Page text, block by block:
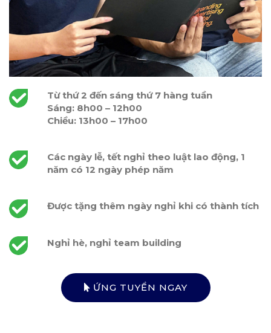
Từ thứ 2 đến sáng thứ 7 hàng tuần
Sáng: 8h00 – 12h00
Chiều: 13h00 – 17h00
Các ngày lễ, tết nghỉ theo luật lao động, 1
năm có 12 ngày phép năm
Được tặng thêm ngày nghỉ khi có thành tích
Nghỉ hè, nghỉ team building
ỨNG TUYỂN NGAY